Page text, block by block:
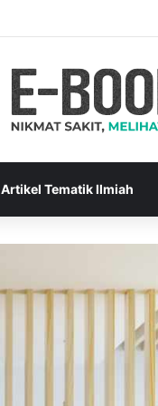
Artikel Tematik Ilmiah